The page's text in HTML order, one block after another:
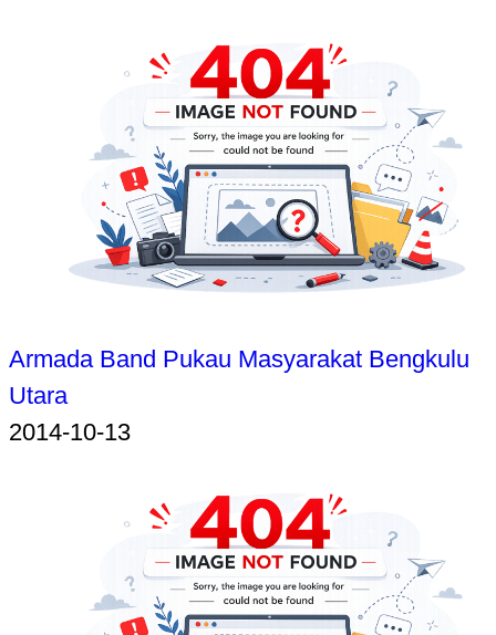
Armada Band Pukau Masyarakat Bengkulu
Utara
2014-10-13